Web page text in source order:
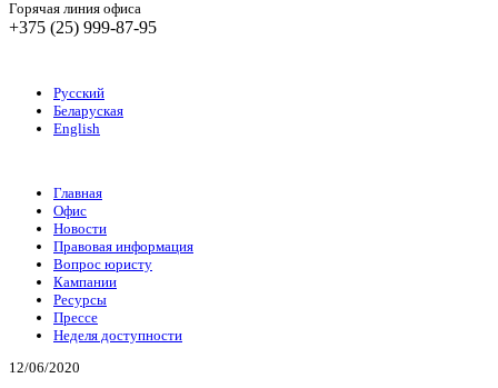
Горячая линия офиса
+375 (25) 999-87-95
Русский
Беларуская
English
Главная
Офис
Новости
Правовая информация
Вопрос юристу
Кампании
Ресурсы
Прессе
Неделя доступности
12/06/2020